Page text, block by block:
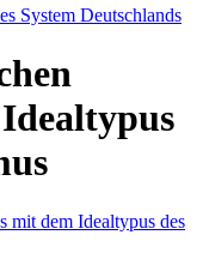
System Deutschlands